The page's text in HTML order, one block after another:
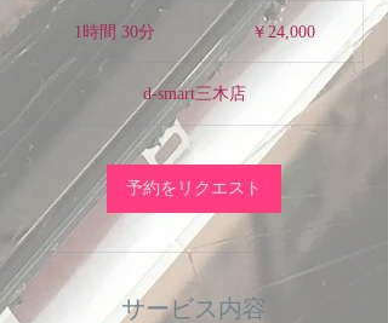
1時間 30分
3
0
分
24,000
円
￥24,000
d-smart三木店
予約をリクエスト
サービス内容